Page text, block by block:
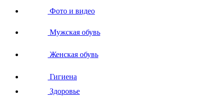
Фото и видео
Мужская обувь
Женская обувь
Гигиена
Здоровье